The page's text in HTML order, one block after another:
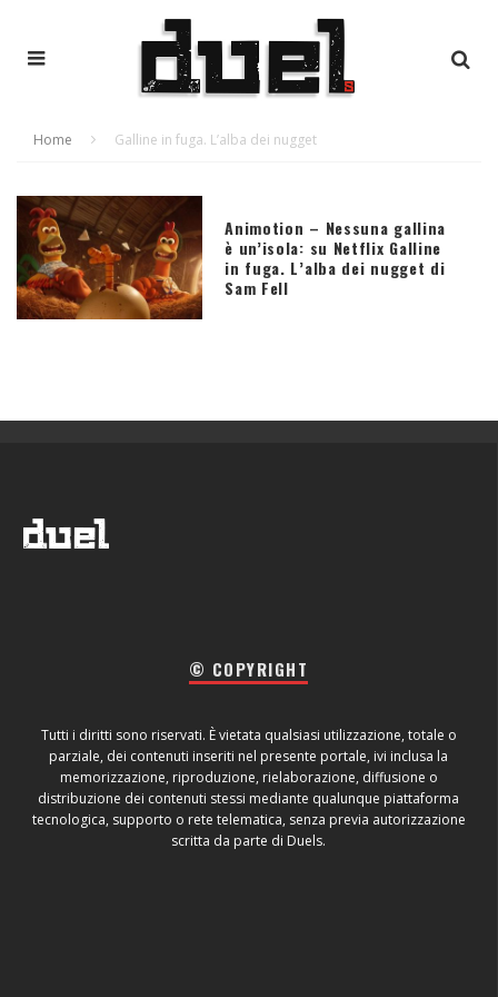
Home Galline in fuga. L’alba dei nugget
Animotion – Nessuna gallina
è un’isola: su Netflix Galline
in fuga. L’alba dei nugget di
Sam Fell
© COPYRIGHT
Tutti i diritti sono riservati. È vietata qualsiasi utilizzazione, totale o
parziale, dei contenuti inseriti nel presente portale, ivi inclusa la
memorizzazione, riproduzione, rielaborazione, diffusione o
distribuzione dei contenuti stessi mediante qualunque piattaforma
tecnologica, supporto o rete telematica, senza previa autorizzazione
scritta da parte di Duels.